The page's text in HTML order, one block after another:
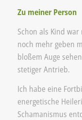
Zu meiner Person
Schon als Kind
noch mehr geben
bloßem Auge
stetiger Antrieb.
Ich habe eine
energetische
Schamanismus